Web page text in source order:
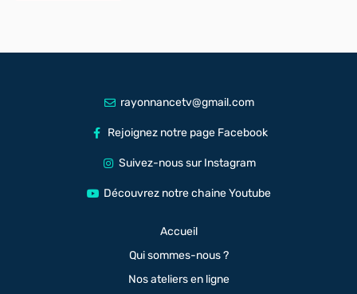
rayonnancetv@gmail.com
Rejoignez notre page Facebook
Suivez-nous sur Instagram
Découvrez notre chaine Youtube
Accueil
Qui sommes-nous ?
Nos ateliers en ligne